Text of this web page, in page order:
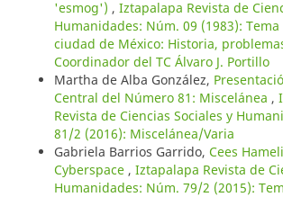
'esmog') , Iztapalapa Revista de
Humanidades: Núm. 09 (1983): Tema
ciudad de México: Historia,
Coordinador del TC Álvaro J. Portillo
Martha de Alba González,
Central del Número 81: Miscelánea ,
Revista de Ciencias Sociales y
81/2 (2016): Miscelánea/Varia
Gabriela Barrios Garrido, Cees
Cyberspace , Iztapalapa Revista de
Humanidades: Núm. 79/2 (2015):